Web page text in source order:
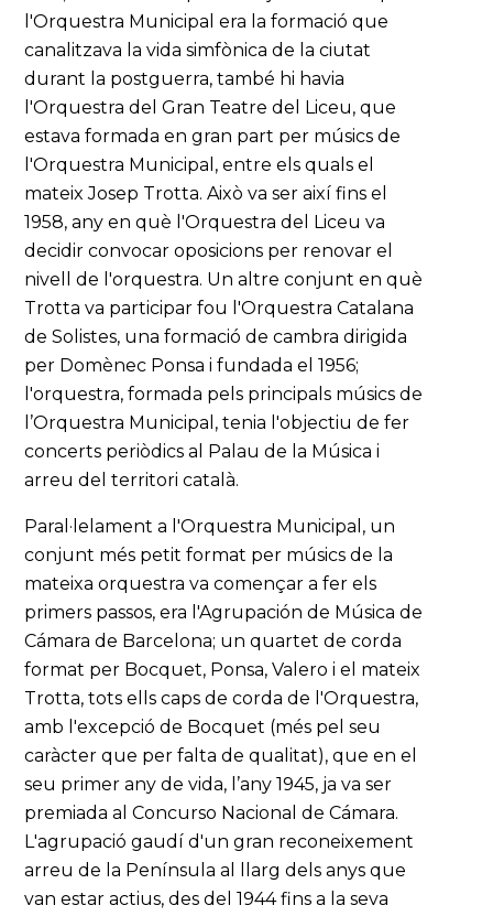
l'Orquestra Municipal era la formació que
canalitzava la vida simfònica de la ciutat
durant la postguerra, també hi havia
l'Orquestra del Gran Teatre del Liceu, que
estava formada en gran part per músics de
l'Orquestra Municipal, entre els quals el
mateix Josep Trotta. Això va ser així fins el
1958, any en què l'Orquestra del Liceu va
decidir convocar oposicions per renovar el
nivell de l'orquestra. Un altre conjunt en què
Trotta va participar fou l'Orquestra Catalana
de Solistes, una formació de cambra dirigida
per Domènec Ponsa i fundada el 1956;
l'orquestra, formada pels principals músics de
l’Orquestra Municipal, tenia l'objectiu de fer
concerts periòdics al Palau de la Música i
arreu del territori català.
Paral·lelament a l'Orquestra Municipal, un
conjunt més petit format per músics de la
mateixa orquestra va començar a fer els
primers passos, era l'Agrupación de Música de
Cámara de Barcelona; un quartet de corda
format per Bocquet, Ponsa, Valero i el mateix
Trotta, tots ells caps de corda de l'Orquestra,
amb l'excepció de Bocquet (més pel seu
caràcter que per falta de qualitat), que en el
seu primer any de vida, l’any 1945, ja va ser
premiada al Concurso Nacional de Cámara.
L'agrupació gaudí d'un gran reconeixement
arreu de la Península al llarg dels anys que
van estar actius, des del 1944 fins a la seva